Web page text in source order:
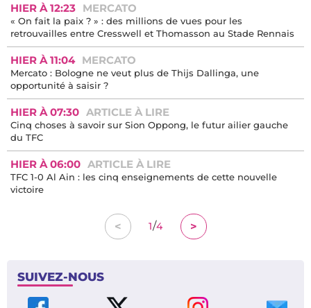
HIER À 12:23 MERCATO
« On fait la paix ? » : des millions de vues pour les
retrouvailles entre Cresswell et Thomasson au Stade Rennais
HIER À 11:04 MERCATO
Mercato : Bologne ne veut plus de Thijs Dallinga, une
opportunité à saisir ?
HIER À 07:30 ARTICLE À LIRE
Cinq choses à savoir sur Sion Oppong, le futur ailier gauche
du TFC
HIER À 06:00 ARTICLE À LIRE
TFC 1-0 Al Ain : les cinq enseignements de cette nouvelle
victoire
< 1/4 >
SUIVEZ-NOUS